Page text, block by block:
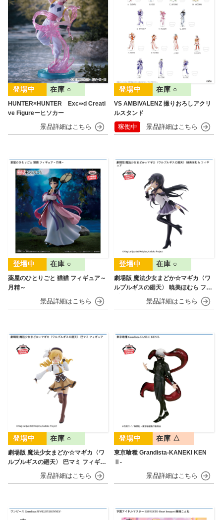
HUNTER×HUNTER Exc∞d Creati
ve Figureーヒソカー
在庫 ○
VS AMBIVALENZ 撮りおろしアクリ
ルスタンド
在庫 ○
稼働中
薬屋のひとりごと 猫猫 フィギュア～
月精～
在庫 ○
劇場版 魔法少女まどか☆マギカ〈ワ
ルプルギスの廻天〉 暁美ほむら フィ
在庫 ○
劇場版 魔法少女まどか☆マギカ〈ワ
ルプルギスの廻天〉 巴マミ フィギュ
在庫 ○
東京喰種 Grandista-KANEKI KEN
Ⅱ-
在庫 △